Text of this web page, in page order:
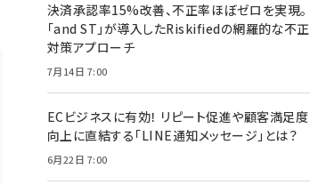
決済承認率15%改善、不正率ほぼゼロを実現。
「and ST」が導入したRiskifiedの網羅的な不正
対策アプローチ
7月14日 7:00
ECビジネスに有効！ リピート促進や顧客満足度
向上に直結する「LINE通知メッセージ」とは？
6月22日 7:00